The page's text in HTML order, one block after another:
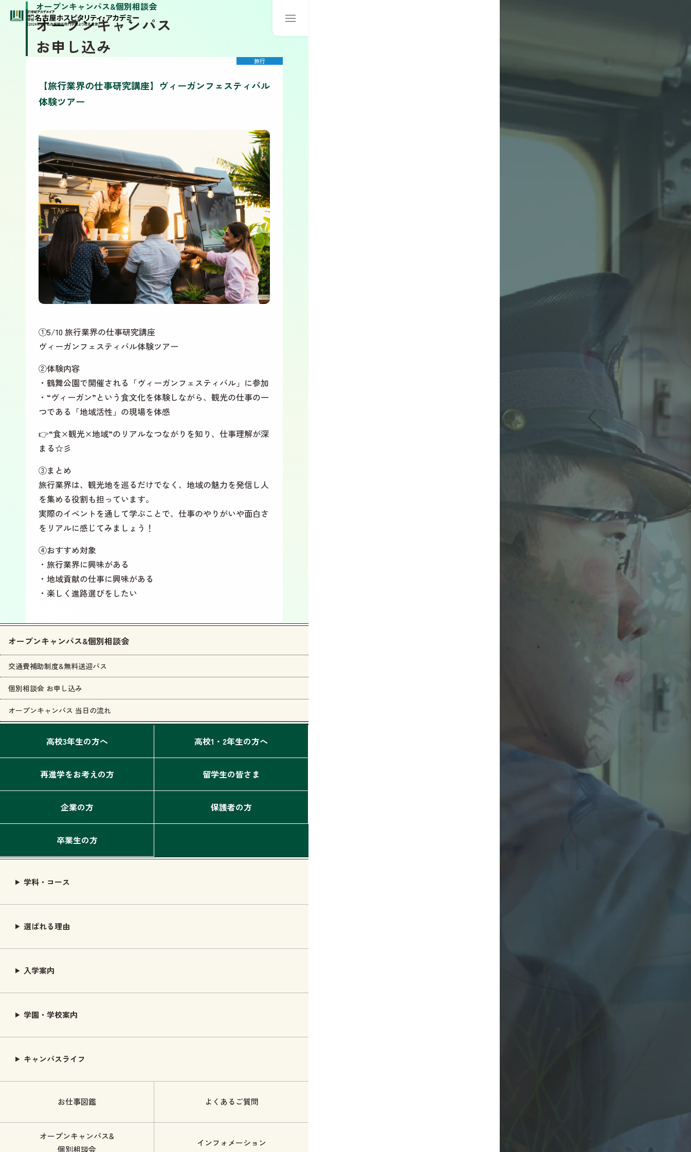
オープンキャンパス&個別相談会
オープンキャンパス
お申し込み
旅行
【旅行業界の仕事研究講座】ヴィーガンフェスティバル
体験ツアー
①5/10 旅行業界の仕事研究講座
ヴィーガンフェスティバル体験ツアー
②体験内容
・鶴舞公園で開催される「ヴィーガンフェスティバル」に参加
・“ヴィーガン”という食文化を体験しながら、観光の仕事の一
つである「地域活性」の現場を体感
👉“食×観光×地域”のリアルなつながりを知り、仕事理解が深
まる☆彡
③まとめ
旅行業界は、観光地を巡るだけでなく、地域の魅力を発信し人
を集める役割も担っています。
実際のイベントを通して学ぶことで、仕事のやりがいや面白さ
をリアルに感じてみましょう！
④おすすめ対象
・旅行業界に興味がある
・地域貢献の仕事に興味がある
・楽しく進路選びをしたい
オープンキャンパス&個別相談会
交通費補助制度&無料送迎バス
個別相談会 お申し込み
オープンキャンパス 当日の流れ
高校3年生の方へ 高校1・2年生の方へ
再進学をお考えの方 留学生の皆さま
企業の方 保護者の方
卒業生の方
学科・コース
選ばれる理由
入学案内
学園・学校案内
キャンパスライフ
お仕事図鑑 よくあるご質問
オープンキャンパス&
個別相談会
インフォメーション